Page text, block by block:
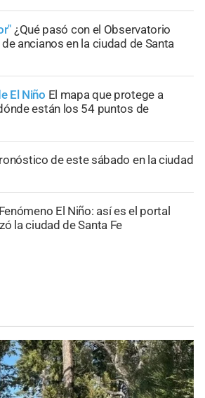
¿Qué pasó con el Observatorio
ancianos en la ciudad de Santa
El Niño El mapa que protege a
están los 54 puntos de
de este sábado en la ciudad
Fenómeno El Niño: así es el portal
la ciudad de Santa Fe